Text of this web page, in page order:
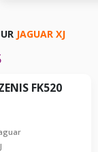
JAGUAR XJ
FK520